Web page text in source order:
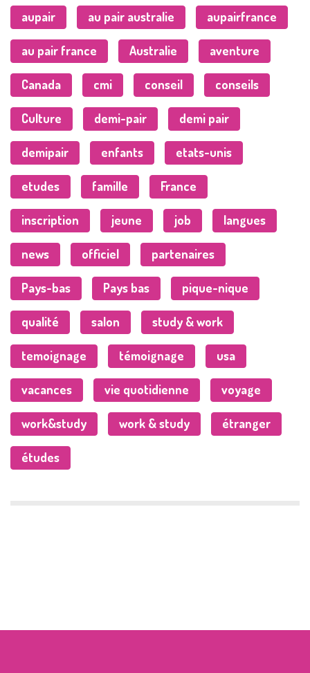
aupair au pair australie aupairfrance
au pair france Australie aventure
Canada cmi conseil conseils
Culture demi-pair demi pair
demipair enfants etats-unis
etudes famille France
inscription jeune job langues
news officiel partenaires
Pays-bas Pays bas pique-nique
qualité salon study & work
temoignage témoignage usa
vacances vie quotidienne voyage
work&study work & study étranger
études